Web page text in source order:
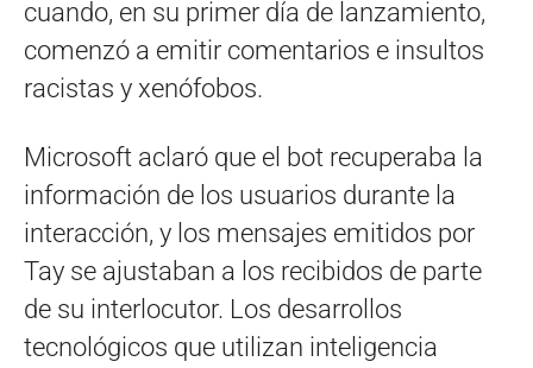
cuando, en su primer día de lanzamiento,
comenzó a emitir comentarios e insultos
racistas y xenófobos.
Microsoft aclaró que el bot recuperaba la
información de los usuarios durante la
interacción, y los mensajes emitidos por
Tay se ajustaban a los recibidos de parte
de su interlocutor. Los desarrollos
tecnológicos que utilizan inteligencia